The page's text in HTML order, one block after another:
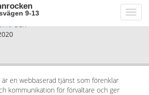
9-13
den
är en webbaserad tjänst som förenklar
kommunikation för förvaltare och ger